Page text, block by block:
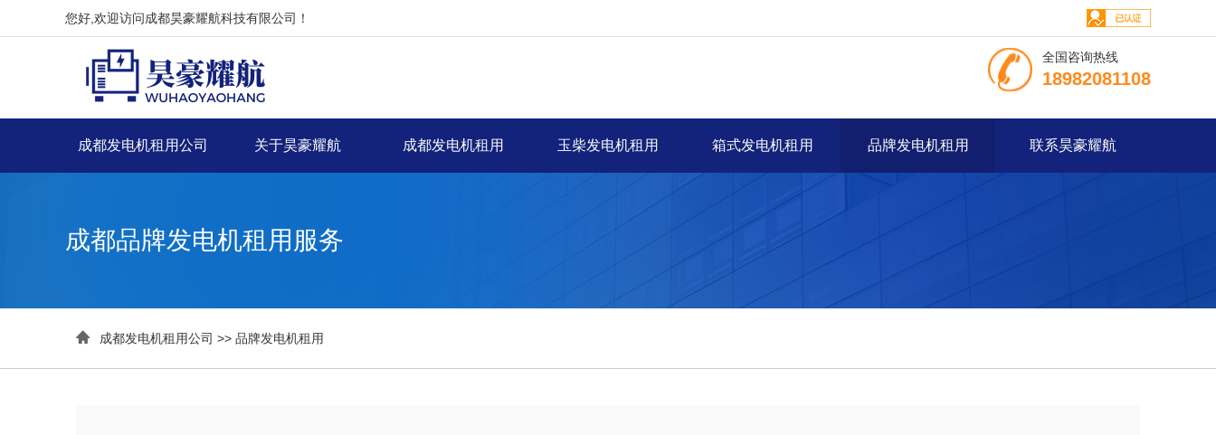
您好,欢迎访问成都昊豪耀航科技有限公司！
全国咨询热线
18982081108
成都发电机租用公司 关于昊豪耀航 成都发电机租用 玉柴发电机租用 箱式发电机租用 品牌发电机租用 联系昊豪耀航
成都品牌发电机租用服务
 成都发电机租用公司 >> 品牌发电机租用